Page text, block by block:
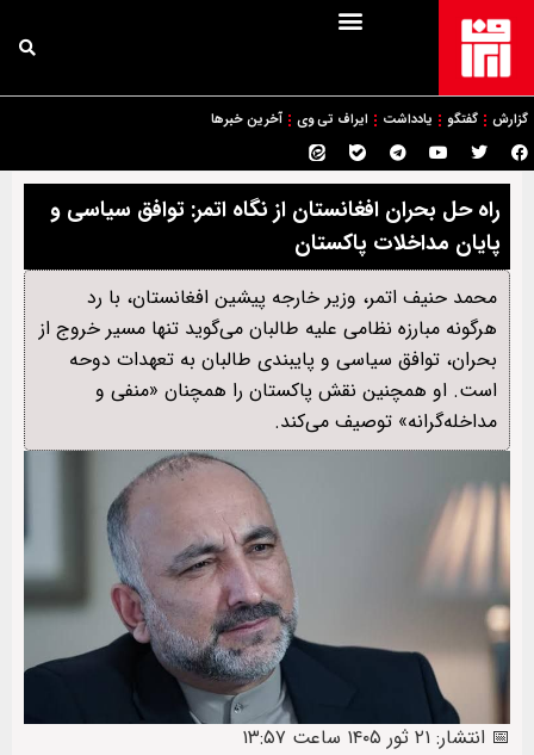
گزارش گفتگو یادداشت ایراف تی وی آخرین خبرها
راه حل بحران افغانستان از نگاه اتمر: توافق سیاسی و
پایان مداخلات پاکستان
محمد حنیف اتمر، وزیر خارجه پیشین افغانستان، با رد
هرگونه مبارزه نظامی علیه طالبان می‌گوید تنها مسیر خروج از
بحران، توافق سیاسی و پایبندی طالبان به تعهدات دوحه
است. او همچنین نقش پاکستان را همچنان «منفی و
مداخله‌گرانه» توصیف می‌کند.
📅 انتشار: ۲۱ ثور ۱۴۰۵ ساعت ۱۳:۵۷